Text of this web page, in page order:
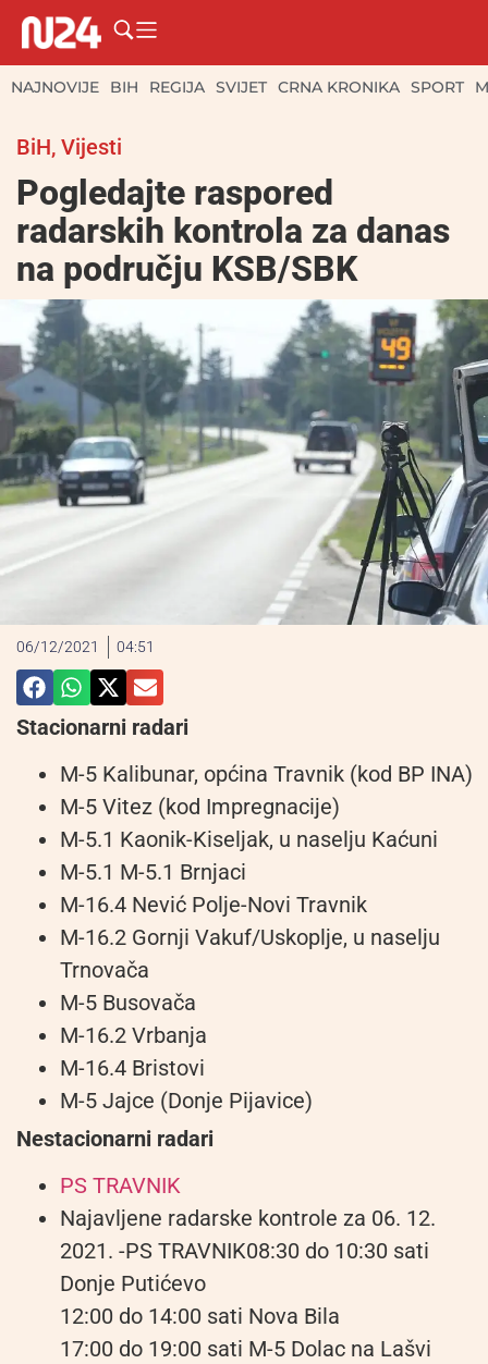
NAJNOVIJE BIH REGIJA SVIJET CRNA KRONIKA SPORT
BiH, Vijesti
Pogledajte raspored
radarskih kontrola za danas
na području KSB/SBK
06/12/2021 04:51
Stacionarni radari
M-5 Kalibunar, općina Travnik (kod BP INA)
M-5 Vitez (kod Impregnacije)
M-5.1 Kaonik-Kiseljak, u naselju Kaćuni
M-5.1 M-5.1 Brnjaci
M-16.4 Nević Polje-Novi Travnik
M-16.2 Gornji Vakuf/Uskoplje, u naselju
Trnovača
M-5 Busovača
M-16.2 Vrbanja
M-16.4 Bristovi
M-5 Jajce (Donje Pijavice)
Nestacionarni radari
PS TRAVNIK
Najavljene radarske kontrole za 06. 12.
2021. -PS TRAVNIK08:30 do 10:30 sati
Donje Putićevo
12:00 do 14:00 sati Nova Bila
17:00 do 19:00 sati M-5 Dolac na Lašvi